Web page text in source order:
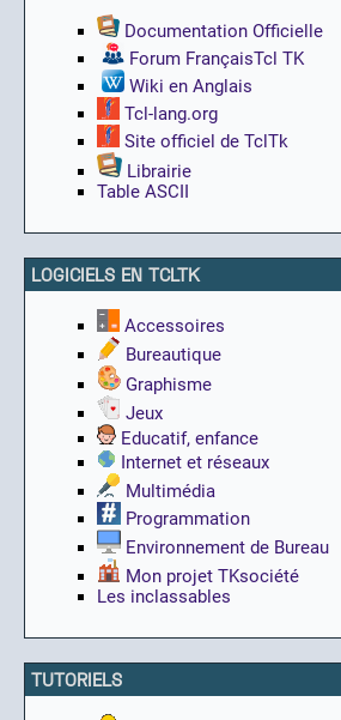
Documentation Officielle
Forum FrançaisTcl TK
Wiki en Anglais
Tcl-lang.org
Site officiel de TclTk
Librairie
Table ASCII
LOGICIELS EN TCLTK
Accessoires
Bureautique
Graphisme
Jeux
Educatif, enfance
Internet et réseaux
Multimédia
Programmation
Environnement de Bureau
Mon projet TKsociété
Les inclassables
TUTORIELS